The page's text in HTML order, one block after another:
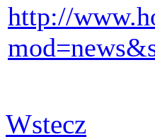
http://
Wstecz